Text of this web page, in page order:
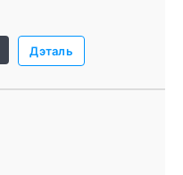
базе Autochartist
Дэталь